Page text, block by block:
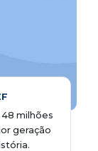
milhões
geração